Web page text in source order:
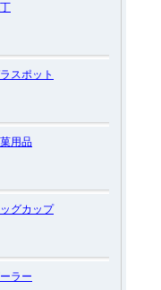
スポット
用品
グカップ
ラー